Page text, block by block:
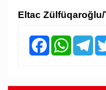
Eltac
FacebookWhatsApp